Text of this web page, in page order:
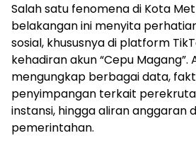
Salah satu fenomena di Kota
belakangan ini menyita
sosial, khususnya di platform
kehadiran akun “Cepu Magang”.
mengungkap berbagai data,
penyimpangan terkait
instansi, hingga aliran anggaran
pemerintahan.